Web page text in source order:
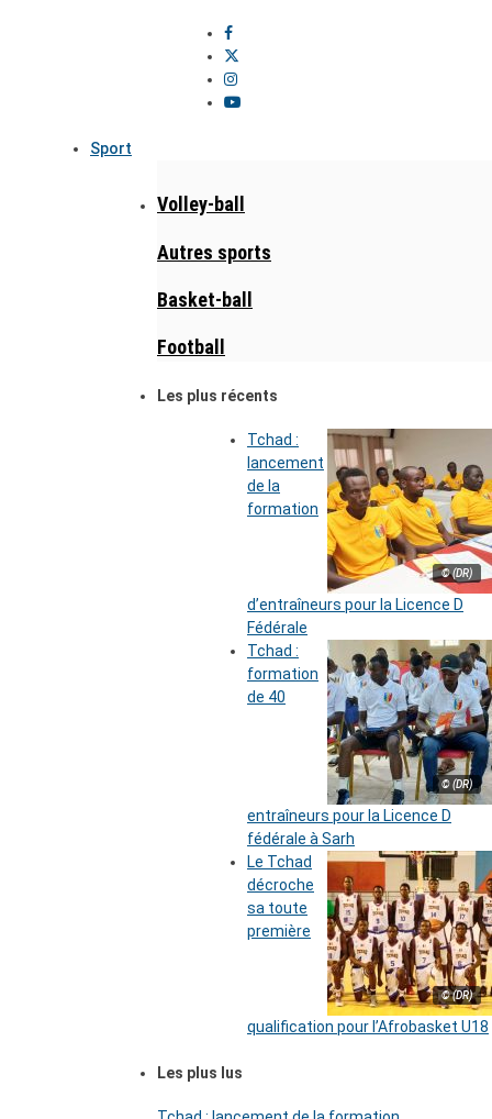
Sport
Volley-ball
Autres sports
Basket-ball
Football
Les plus récents
© (DR)
Tchad :
lancement
de la
formation
d’entraîneurs pour la Licence D
Fédérale
© (DR)
Tchad :
formation
de 40
entraîneurs pour la Licence D
fédérale à Sarh
© (DR)
Le Tchad
décroche
sa toute
première
qualification pour l’Afrobasket U18
Les plus lus